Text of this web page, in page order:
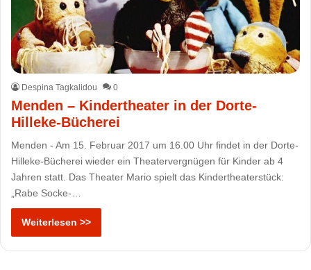
Despina Tagkalidou 0
Menden – Kindertheater in der Dorte-
Hilleke-Bücherei
Menden - Am 15. Februar 2017 um 16.00 Uhr findet in der Dorte-
Hilleke-Bücherei wieder ein Theatervergnügen für Kinder ab 4
Jahren statt. Das Theater Mario spielt das Kindertheaterstück:
„Rabe Socke-…
Weiterlesen >>